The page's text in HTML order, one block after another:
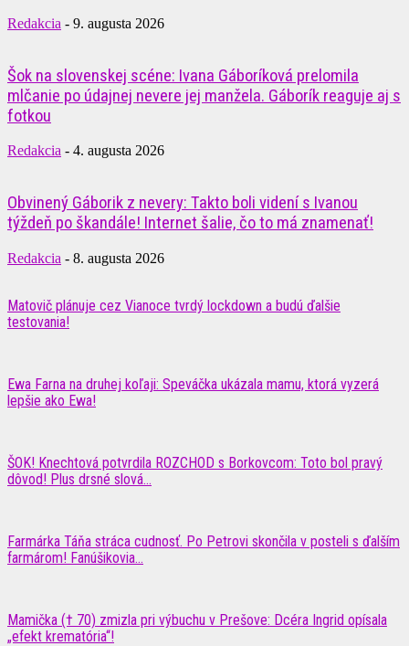
Redakcia - 9. augusta 2026
Šok na slovenskej scéne: Ivana Gáboríková prelomila
mlčanie po údajnej nevere jej manžela. Gáborík reaguje aj s
fotkou
Redakcia - 4. augusta 2026
Obvinený Gáborik z nevery: Takto boli videní s Ivanou
týždeň po škandále! Internet šalie, čo to má znamenať!
Redakcia - 8. augusta 2026
Matovič plánuje cez Vianoce tvrdý lockdown a budú ďalšie
testovania!
Ewa Farna na druhej koľaji: Speváčka ukázala mamu, ktorá vyzerá
lepšie ako Ewa!
ŠOK! Knechtová potvrdila ROZCHOD s Borkovcom: Toto bol pravý
dôvod! Plus drsné slová...
Farmárka Táňa stráca cudnosť. Po Petrovi skončila v posteli s ďalším
farmárom! Fanúšikovia...
Mamička († 70) zmizla pri výbuchu v Prešove: Dcéra Ingrid opísala
„efekt krematória“!